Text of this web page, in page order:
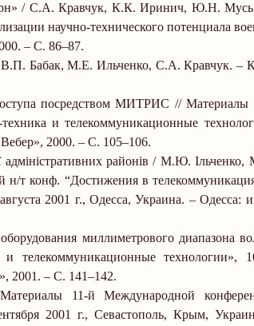
/ С.А. Кравчук, К.К. Иринич, Ю.Н.
научно-технического потенциала
– С. 86–87.
Бабак, М.Е. Ильченко, С.А. Кравчук. –
посредством МИТРИС // Материалы
и телекоммуникационные
2000. – С. 105–106.
адміністративних районів / М.Ю.
т конф. “Достижения в
2001 г., Одесса, Украина. –Одесса:
миллиметрового диапазона
телекоммуникационные технологии»,
2001. – С. 141–142.
11-й Международной
2001 г., Севастополь, Крым,